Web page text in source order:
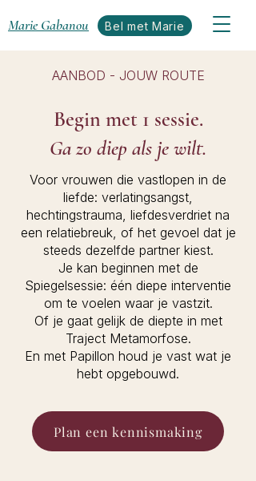
Marie Gabanou Bel met Marie
AANBOD - JOUW ROUTE
Begin met 1 sessie.
Ga zo diep als je wilt.
Voor vrouwen die vastlopen in de
liefde: verlatingsangst,
hechtingstrauma, liefdesverdriet na
een relatiebreuk, of het gevoel dat je
steeds dezelfde partner kiest.
Je kan beginnen met de
Spiegelsessie: één diepe interventie
om te voelen waar je vastzit.
Of je gaat gelijk de diepte in met
Traject Metamorfose.
En met Papillon houd je vast wat je
hebt opgebouwd.
Plan een kennismaking